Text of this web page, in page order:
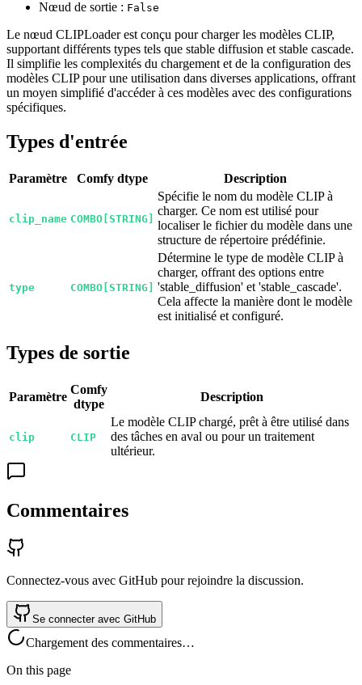
Nœud de sortie : False
Le nœud CLIPLoader est conçu pour charger les modèles CLIP,
supportant différents types tels que stable diffusion et stable cascade.
Il simplifie les complexités du chargement et de la configuration des
modèles CLIP pour une utilisation dans diverses applications, offrant
un moyen simplifié d'accéder à ces modèles avec des configurations
spécifiques.
Types d'entrée
Paramètre Comfy dtype Description
clip_name COMBO[STRING]
Spécifie le nom du modèle CLIP à
charger. Ce nom est utilisé pour
localiser le fichier du modèle dans une
structure de répertoire prédéfinie.
type COMBO[STRING]
Détermine le type de modèle CLIP à
charger, offrant des options entre
'stable_diffusion' et 'stable_cascade'.
Cela affecte la manière dont le modèle
est initialisé et configuré.
Types de sortie
Paramètre
Comfy
dtype
Description
clip CLIP
Le modèle CLIP chargé, prêt à être utilisé dans
des tâches en aval ou pour un traitement
ultérieur.
Commentaires
Connectez-vous avec GitHub pour rejoindre la discussion.
Se connecter avec GitHub
Chargement des commentaires…
On this page